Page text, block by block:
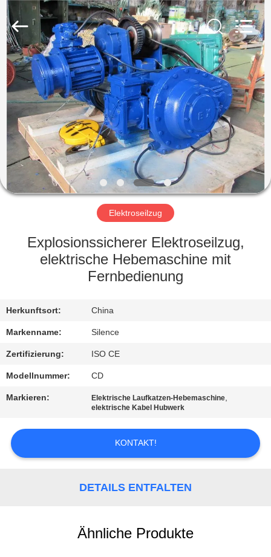
HAUS
PRODUKTE
ÜBER
UNS
FABRIK-
QUALITÄTSKONTROLLE
SIE
MIT
UNS
IN
VERBINDUNG
FORDERN
SIE
Silence
Industry
Co.,
Ltd..
Rights
Reserved.
Elektroseilzug
Explosionssicherer Elektroseilzug,
elektrische Hebemaschine mit
Fernbedienung
Herkunftsort: China
Markenname: Silence
Zertifizierung: ISO CE
Modellnummer: CD
Markieren: Elektrische Laufkatzen-Hebemaschine,
elektrische Kabel Hubwerk
KONTAKT!
DETAILS ENTFALTEN
Ähnliche Produkte